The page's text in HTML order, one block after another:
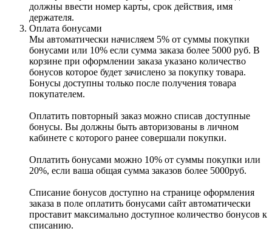
должны ввести номер карты, срок действия, имя
держателя.
Оплата бонусами
Мы автоматически начисляем 5% от суммы покупки
бонусами или 10% если сумма заказа более 5000 руб. В
корзине при оформлении заказа указано количество
бонусов которое будет зачислено за покупку товара.
Бонусы доступны только после получения товара
покупателем.
Оплатить повторный заказ можно списав доступные
бонусы. Вы должны быть авторизованы в личном
кабинете с которого ранее совершали покупки.
Оплатить бонусами можно 10% от суммы покупки или
20%, если ваша общая сумма заказов более 5000руб.
Списание бонусов доступно на странице оформления
заказа в поле оплатить бонусами сайт автоматически
проставит максимально доступное количество бонусов к
списанию.